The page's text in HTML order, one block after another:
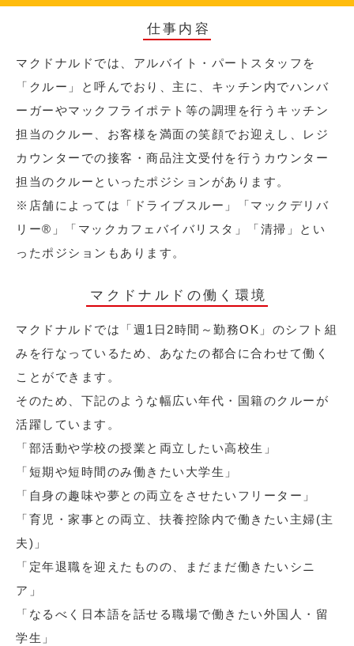
仕事内容
マクドナルドでは、アルバイト・パートスタッフを
「クルー」と呼んでおり、主に、キッチン内でハンバ
ーガーやマックフライポテト等の調理を行うキッチン
担当のクルー、お客様を満面の笑顔でお迎えし、レジ
カウンターでの接客・商品注文受付を行うカウンター
担当のクルーといったポジションがあります。
※店舗によっては「ドライブスルー」「マックデリバ
リー®︎」「マックカフェバイバリスタ」「清掃」とい
ったポジションもあります。
マクドナルドの働く環境
マクドナルドでは「週1日2時間～勤務OK」のシフト組
みを行なっているため、あなたの都合に合わせて働く
ことができます。
そのため、下記のような幅広い年代・国籍のクルーが
活躍しています。
「部活動や学校の授業と両立したい高校生」
「短期や短時間のみ働きたい大学生」
「自身の趣味や夢との両立をさせたいフリーター」
「育児・家事との両立、扶養控除内で働きたい主婦(主
夫)」
「定年退職を迎えたものの、まだまだ働きたいシニ
ア」
「なるべく日本語を話せる職場で働きたい外国人・留
学生」